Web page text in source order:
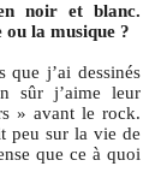
noir et blanc.
ou la musique ?
que j’ai dessinés
sûr j’aime leur
» avant le rock.
peu sur la vie de
que ce à quoi